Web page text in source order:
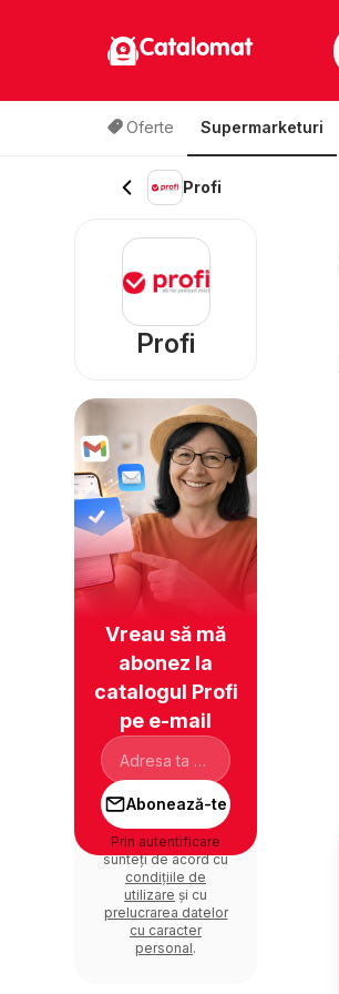
Catalomat
Oferte Supermarketuri
Profi
Profi
Vreau să mă
abonez la
catalogul Profi
pe e-mail
Abonează-te
Prin autentificare
sunteți de acord cu
condițiile de
utilizare și cu
prelucrarea datelor
cu caracter
personal.